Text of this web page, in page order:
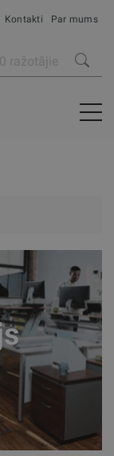
Kontakti Par mums